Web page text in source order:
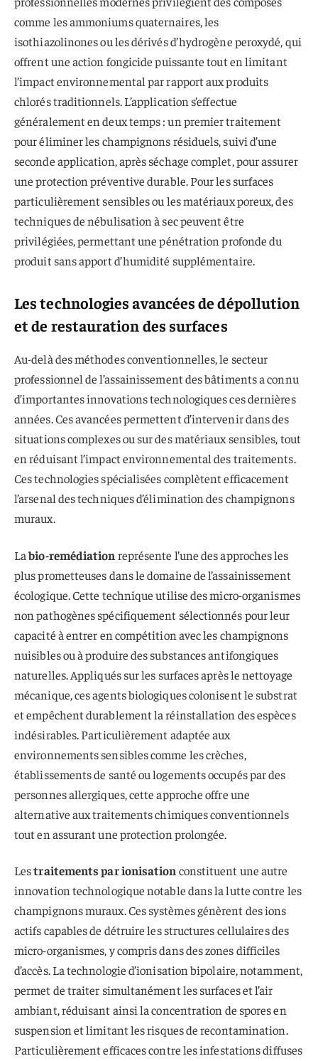
comme les ammoniums quaternaires, les
isothiazolinones ou les dérivés d’hydrogène peroxydé, qui
offrent une action fongicide puissante tout en limitant
l’impact environnemental par rapport aux produits
chlorés traditionnels. L’application s’effectue
généralement en deux temps : un premier traitement
pour éliminer les champignons résiduels, suivi d’une
seconde application, après séchage complet, pour assurer
une protection préventive durable. Pour les surfaces
particulièrement sensibles ou les matériaux poreux, des
techniques de nébulisation à sec peuvent être
privilégiées, permettant une pénétration profonde du
produit sans apport d’humidité supplémentaire.
Les technologies avancées de dépollution
et de restauration des surfaces
Au-delà des méthodes conventionnelles, le secteur
professionnel de l’assainissement des bâtiments a connu
d’importantes innovations technologiques ces dernières
années. Ces avancées permettent d’intervenir dans des
situations complexes ou sur des matériaux sensibles, tout
en réduisant l’impact environnemental des traitements.
Ces technologies spécialisées complètent efficacement
l’arsenal des techniques d’élimination des champignons
muraux.
Labio-remédiation représente l’une des approches les
plus prometteuses dans le domaine de l’assainissement
écologique. Cette technique utilise des micro-organismes
non pathogènes spécifiquement sélectionnés pour leur
capacité à entrer en compétition avec les champignons
nuisibles ou à produire des substances antifongiques
naturelles. Appliqués sur les surfaces après le nettoyage
mécanique, ces agents biologiques colonisent le substrat
et empêchent durablement la réinstallation des espèces
indésirables. Particulièrement adaptée aux
environnements sensibles comme les crèches,
établissements de santé ou logements occupés par des
personnes allergiques, cette approche offre une
alternative aux traitements chimiques conventionnels
tout en assurant une protection prolongée.
Lestraitements par ionisation constituent une autre
innovation technologique notable dans la lutte contre les
champignons muraux. Ces systèmes génèrent des ions
actifs capables de détruire les structures cellulaires des
micro-organismes, y compris dans des zones difficiles
d’accès. La technologie d’ionisation bipolaire, notamment,
permet de traiter simultanément les surfaces et l’air
ambiant, réduisant ainsi la concentration de spores en
suspension et limitant les risques de recontamination.
Particulièrement efficaces contre les infestations diffuses